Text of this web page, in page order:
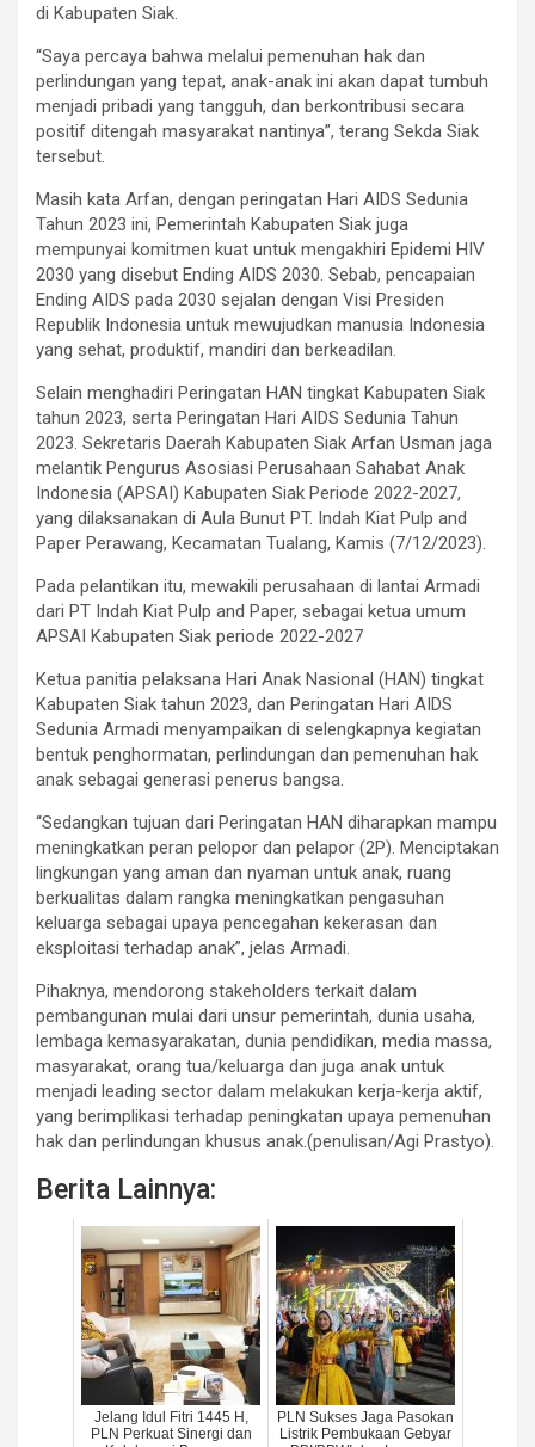
di Kabupaten Siak.
“Saya percaya bahwa melalui pemenuhan hak dan
perlindungan yang tepat, anak-anak ini akan dapat tumbuh
menjadi pribadi yang tangguh, dan berkontribusi secara
positif ditengah masyarakat nantinya”, terang Sekda Siak
tersebut.
Masih kata Arfan, dengan peringatan Hari AIDS Sedunia
Tahun 2023 ini, Pemerintah Kabupaten Siak juga
mempunyai komitmen kuat untuk mengakhiri Epidemi HIV
2030 yang disebut Ending AIDS 2030. Sebab, pencapaian
Ending AIDS pada 2030 sejalan dengan Visi Presiden
Republik Indonesia untuk mewujudkan manusia Indonesia
yang sehat, produktif, mandiri dan berkeadilan.
Selain menghadiri Peringatan HAN tingkat Kabupaten Siak
tahun 2023, serta Peringatan Hari AIDS Sedunia Tahun
2023. Sekretaris Daerah Kabupaten Siak Arfan Usman jaga
melantik Pengurus Asosiasi Perusahaan Sahabat Anak
Indonesia (APSAI) Kabupaten Siak Periode 2022-2027,
yang dilaksanakan di Aula Bunut PT. Indah Kiat Pulp and
Paper Perawang, Kecamatan Tualang, Kamis (7/12/2023).
Pada pelantikan itu, mewakili perusahaan di lantai Armadi
dari PT Indah Kiat Pulp and Paper, sebagai ketua umum
APSAI Kabupaten Siak periode 2022-2027
Ketua panitia pelaksana Hari Anak Nasional (HAN) tingkat
Kabupaten Siak tahun 2023, dan Peringatan Hari AIDS
Sedunia Armadi menyampaikan di selengkapnya kegiatan
bentuk penghormatan, perlindungan dan pemenuhan hak
anak sebagai generasi penerus bangsa.
“Sedangkan tujuan dari Peringatan HAN diharapkan mampu
meningkatkan peran pelopor dan pelapor (2P). Menciptakan
lingkungan yang aman dan nyaman untuk anak, ruang
berkualitas dalam rangka meningkatkan pengasuhan
keluarga sebagai upaya pencegahan kekerasan dan
eksploitasi terhadap anak”, jelas Armadi.
Pihaknya, mendorong stakeholders terkait dalam
pembangunan mulai dari unsur pemerintah, dunia usaha,
lembaga kemasyarakatan, dunia pendidikan, media massa,
masyarakat, orang tua/keluarga dan juga anak untuk
menjadi leading sector dalam melakukan kerja-kerja aktif,
yang berimplikasi terhadap peningkatan upaya pemenuhan
hak dan perlindungan khusus anak.(penulisan/Agi Prastyo).
Berita Lainnya:
Jelang Idul Fitri 1445 H,
PLN Perkuat Sinergi dan
PLN Sukses Jaga Pasokan
Listrik Pembukaan Gebyar